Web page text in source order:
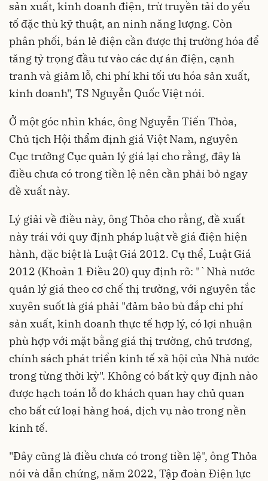
sản xuất, kinh doanh điện, trừ truyền tải do yếu
tố đặc thù kỹ thuật, an ninh năng lượng. Còn
phân phối, bán lẻ điện cần được thị trường hóa để
tăng tỷ trọng đầu tư vào các dự án điện, cạnh
tranh và giảm lỗ, chi phí khi tối ưu hóa sản xuất,
kinh doanh", TS Nguyễn Quốc Việt nói.
Ở một góc nhìn khác, ông Nguyễn Tiến Thỏa,
Chủ tịch Hội thẩm định giá Việt Nam, nguyên
Cục trưởng Cục quản lý giá lại cho rằng, đây là
điều chưa có trong tiền lệ nên cần phải bỏ ngay
đề xuất này.
Lý giải về điều này, ông Thỏa cho rằng, đề xuất
này trái với quy định pháp luật về giá điện hiện
hành, đặc biệt là Luật Giá 2012. Cụ thể, Luật Giá
2012 (Khoản 1 Điều 20) quy định rõ: "`Nhà nước
quản lý giá theo cơ chế thị trường, với nguyên tắc
xuyên suốt là giá phải "đảm bảo bù đắp chi phí
sản xuất, kinh doanh thực tế hợp lý, có lợi nhuận
phù hợp với mặt bằng giá thị trường, chủ trương,
chính sách phát triển kinh tế xã hội của Nhà nước
trong từng thời kỳ". Không có bất kỳ quy định nào
được hạch toán lỗ do khách quan hay chủ quan
cho bất cứ loại hàng hoá, dịch vụ nào trong nền
kinh tế.
"Đây cũng là điều chưa có trong tiền lệ", ông Thỏa
nói và dẫn chứng, năm 2022, Tập đoàn Điện lực